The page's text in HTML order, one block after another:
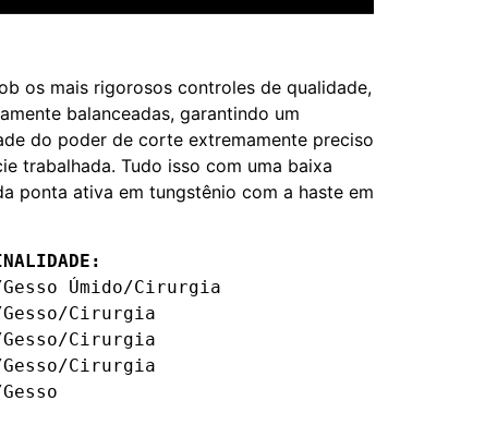
os mais rigorosos controles de qualidade,
balanceadas, garantindo um
do poder de corte extremamente preciso
trabalhada. Tudo isso com uma baixa
ponta ativa em tungstênio com a haste em
Úmido/Cirurgia
Cirurgia
Cirurgia
Cirurgia